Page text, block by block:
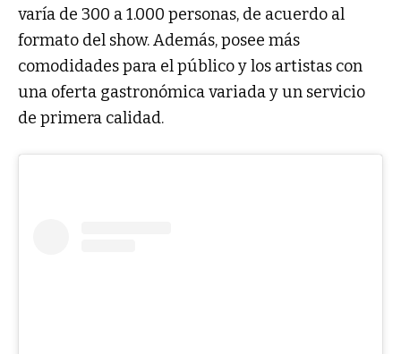
varía de 300 a 1.000 personas, de acuerdo al
formato del show. Además, posee más
comodidades para el público y los artistas con
una oferta gastronómica variada y un servicio
de primera calidad.